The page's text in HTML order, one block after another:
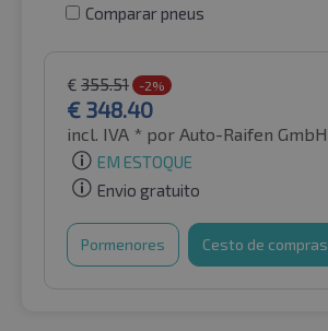
Comparar pneus
€ 355.51 -2%
€ 348.40
incl. IVA * por Auto-Raifen GmbH
EM ESTOQUE
Envio gratuito
Pormenores Cesto de compras